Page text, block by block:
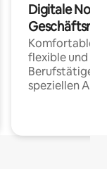
Digitale
Komfortable
flexible und
Berufstätige
speziellen